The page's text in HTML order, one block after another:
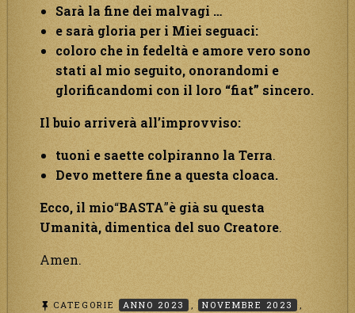
Sarà la fine dei malvagi …
e sarà gloria per i Miei seguaci:
coloro che in fedeltà e amore vero sono
stati al mio seguito, onorandomi e
glorificandomi con il loro “fiat” sincero.
Il buio arriverà all’improvviso:
tuoni e saette colpiranno la Terra.
Devo mettere fine a questa cloaca.
Ecco, il mio“BASTA”è già su questa
Umanità, dimentica del suo Creatore.
Amen.
CATEGORIE ANNO 2023 , NOVEMBRE 2023
,